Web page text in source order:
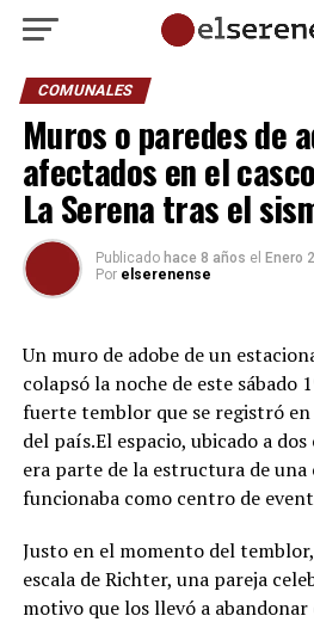
COMUNALES
Muros o paredes de
afectados en el
La Serena tras el
Publicado hace 8 años el Enero
Por elserenense
Un muro de adobe de un
colapsó la noche de este sábado
fuerte temblor que se registró
del país.El espacio, ubicado a
era parte de la estructura de
funcionaba como centro de
Justo en el momento del
escala de Richter, una pareja
motivo que los llevó a